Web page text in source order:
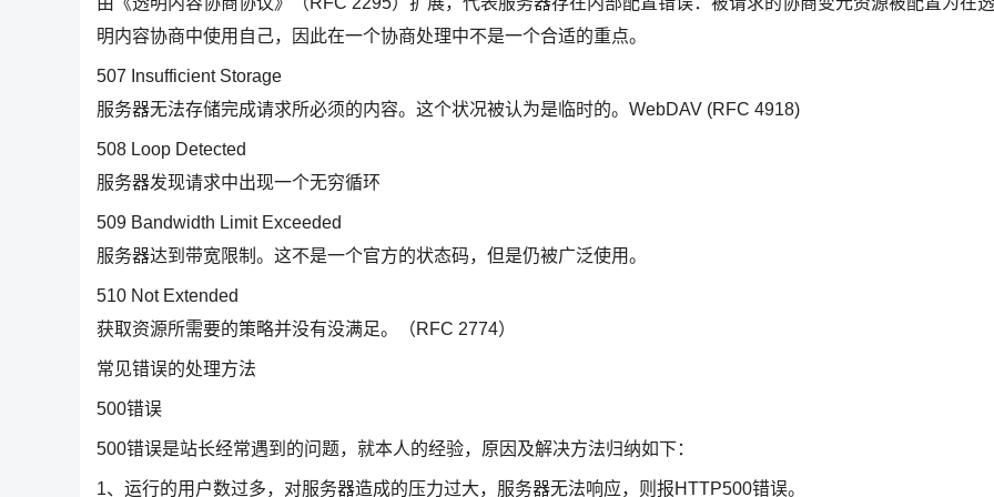
明内容协商中使用自己，因此在一个协商处理中不是一个合适的重点。
507 Insufficient Storage
服务器无法存储完成请求所必须的内容。这个状况被认为是临时的。WebDAV (RFC 4918)
508 Loop Detected
服务器发现请求中出现一个无穷循环
509 Bandwidth Limit Exceeded
服务器达到带宽限制。这不是一个官方的状态码，但是仍被广泛使用。
510 Not Extended
获取资源所需要的策略并没有没满足。（RFC 2774）
常见错误的处理方法
500错误
500错误是站长经常遇到的问题，就本人的经验，原因及解决方法归纳如下：
1、运行的用户数过多，对服务器造成的压力过大，服务器无法响应，则报HTTP500错误。